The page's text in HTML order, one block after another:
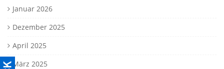
Januar 2026
Dezember 2025
April 2025
März 2025